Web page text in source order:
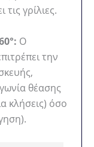
γρίλιες.
Ο
την
θέασης
κλήσεις) όσο